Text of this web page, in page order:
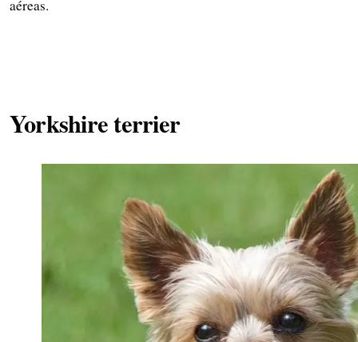
aéreas.
Yorkshire terrier